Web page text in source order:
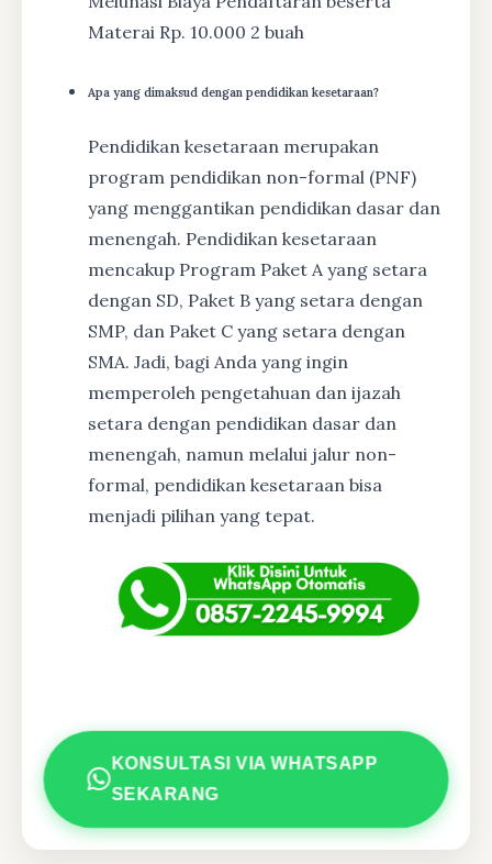
Materai Rp. 10.000 2 buah
Apa yang dimaksud dengan pendidikan kesetaraan?
Pendidikan kesetaraan merupakan
program pendidikan non-formal (PNF)
yang menggantikan pendidikan dasar dan
menengah. Pendidikan kesetaraan
mencakup Program Paket A yang setara
dengan SD, Paket B yang setara dengan
SMP, dan Paket C yang setara dengan
SMA. Jadi, bagi Anda yang ingin
memperoleh pengetahuan dan ijazah
setara dengan pendidikan dasar dan
menengah, namun melalui jalur non-
formal, pendidikan kesetaraan bisa
menjadi pilihan yang tepat.
KONSULTASI VIA WHATSAPP
SEKARANG